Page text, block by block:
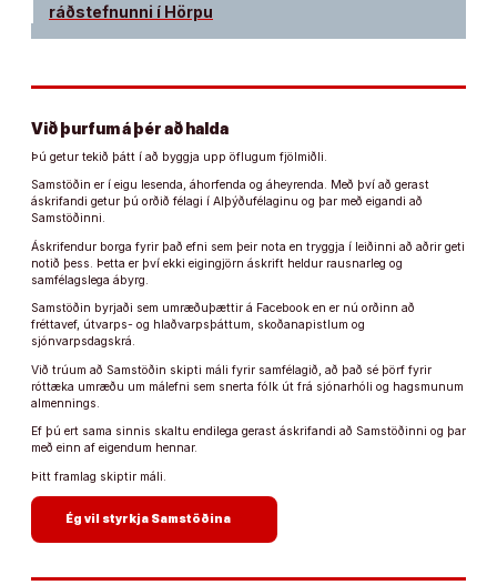
ráðstefnunni í Hörpu
Við þurfum á þér að halda
Þú getur tekið þátt í að byggja upp öflugum fjölmiðli.
Samstöðin er í eigu lesenda, áhorfenda og áheyrenda. Með því að gerast
áskrifandi getur þú orðið félagi í Alþýðufélaginu og þar með eigandi að
Samstöðinni.
Áskrifendur borga fyrir það efni sem þeir nota en tryggja í leiðinni að aðrir geti
notið þess. Þetta er því ekki eigingjörn áskrift heldur rausnarleg og
samfélagslega ábyrg.
Samstöðin byrjaði sem umræðuþættir á Facebook en er nú orðinn að
fréttavef, útvarps- og hlaðvarpsþáttum, skoðanapistlum og
sjónvarpsdagskrá.
Við trúum að Samstöðin skipti máli fyrir samfélagið, að það sé þörf fyrir
róttæka umræðu um málefni sem snerta fólk út frá sjónarhóli og hagsmunum
almennings.
Ef þú ert sama sinnis skaltu endilega gerast áskrifandi að Samstöðinni og þar
með einn af eigendum hennar.
Þitt framlag skiptir máli.
Ég vil styrkja Samstöðina